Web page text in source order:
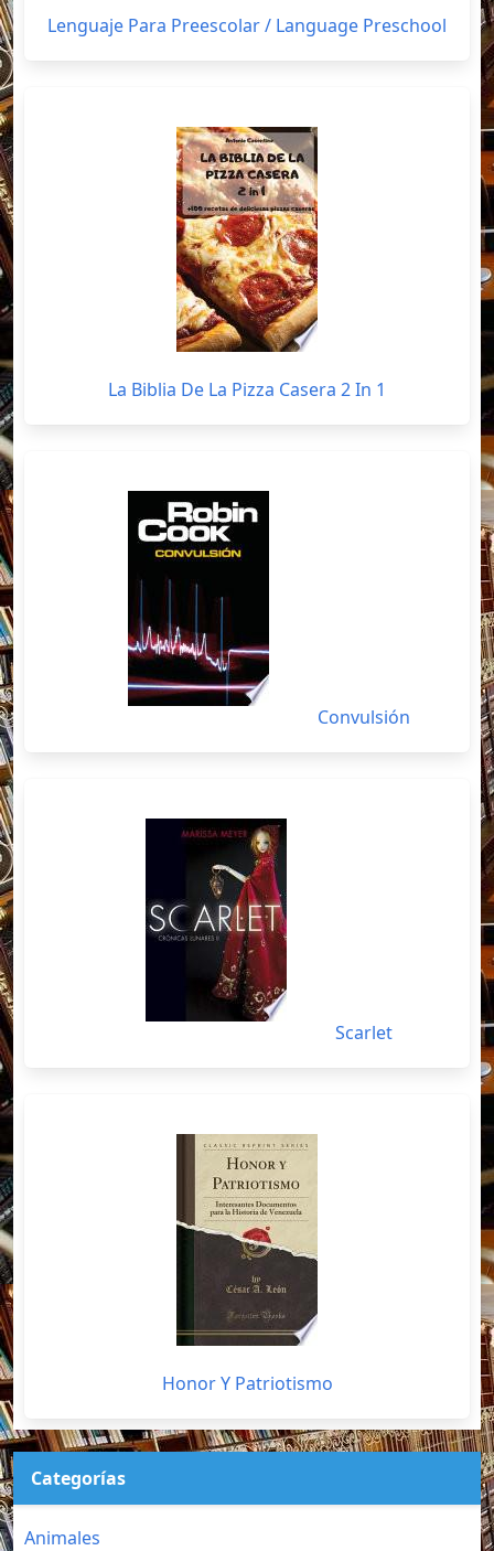
Lenguaje Para Preescolar / Language Preschool
La Biblia De La Pizza Casera 2 In 1
Convulsión
Scarlet
Honor Y Patriotismo
Categorías
Animales